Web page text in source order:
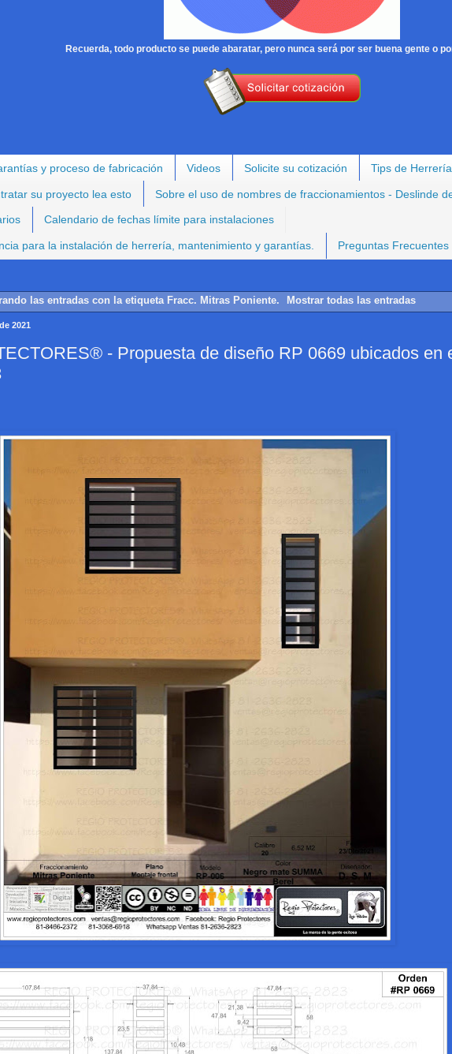
Recuerda, todo producto se puede abaratar, pero nunca será por ser buena gente o
y proceso de fabricación Videos Solicite su cotización Tips de Herrería
su proyecto lea esto Sobre el uso de nombres de fraccionamientos - Deslinde
Calendario de fechas límite para instalaciones
para la instalación de herrería, mantenimiento y garantías. Preguntas Frecuentes
las entradas con la etiqueta Fracc. Mitras Poniente. Mostrar todas las entradas
2021
- Propuesta de diseño RP 0669 ubicados en